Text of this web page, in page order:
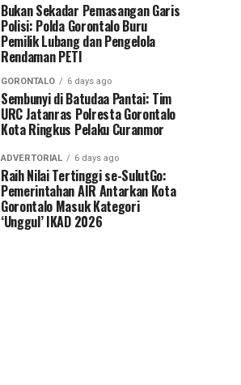
Bukan Sekadar Pemasangan Garis
Polisi: Polda Gorontalo Buru
Pemilik Lubang dan Pengelola
Rendaman PETI
GORONTALO 6 days ago
Sembunyi di Batudaa Pantai: Tim
URC Jatanras Polresta Gorontalo
Kota Ringkus Pelaku Curanmor
ADVERTORIAL 6 days ago
Raih Nilai Tertinggi se-SulutGo:
Pemerintahan AIR Antarkan Kota
Gorontalo Masuk Kategori
‘Unggul’ IKAD 2026